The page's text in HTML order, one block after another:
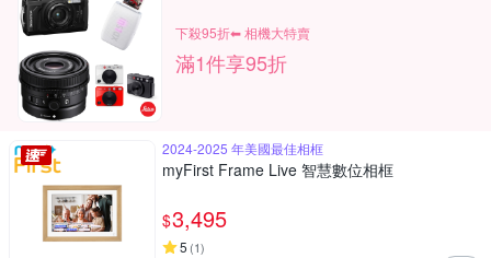
下殺95折⬅︎ 相機大特賣
滿1件享95折
2024-2025 年美國最佳相框
myFirst Frame Live 智慧數位相框
$3,495
5 (1)